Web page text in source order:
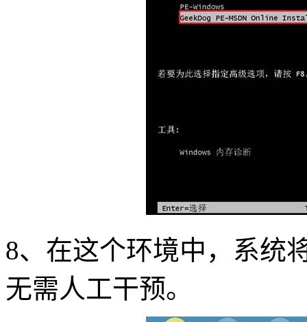
8、在这个环境中，系统
无需人工干预。